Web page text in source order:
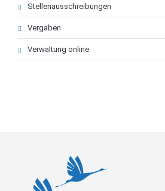
Stellenausschreibungen
Vergaben
Verwaltung online